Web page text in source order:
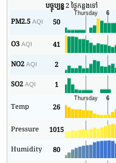
បច្ចុប្បន្ន2 ថ្ងៃកន្លងទៅ
PM2.5AQI 50
O3AQI 41
NO2AQI 2
SO2AQI 1
Temp 26
Pressure 1015
Humidity 80